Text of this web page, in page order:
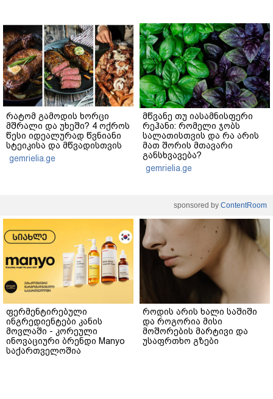
რატომ გამოდის ხორცი
მშრალი და უხეში? 4 ოქროს
წესი იდეალურად წვნიანი
სტეიკისა და მწვადისთვის
gemrielia.ge
მწვანე თუ იასამნისფერი
რეჰანი: რომელი ჯობს
სალათისთვის და რა არის
მათ შორის მთავარი
განსხვავება?
gemrielia.ge
sponsored by ContentRoom
ფერმენტირებული
ინგრედიენტები კანის
მოვლაში - კორეული
ინოვაციური ბრენდი Manyo
საქართველოშია
როდის არის ხალი საშიში
და როგორია მისი
მოშორების მარტივი და
უსაფრთხო გზები